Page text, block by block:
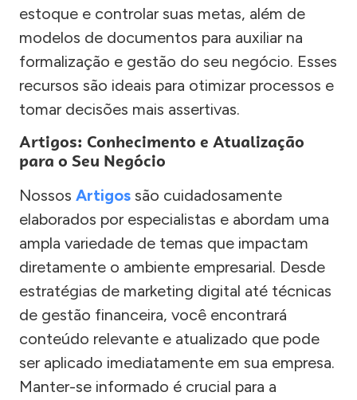
estoque e controlar suas metas, além de
modelos de documentos para auxiliar na
formalização e gestão do seu negócio. Esses
recursos são ideais para otimizar processos e
tomar decisões mais assertivas.
Artigos: Conhecimento e Atualização
para o Seu Negócio
Nossos Artigos são cuidadosamente
elaborados por especialistas e abordam uma
ampla variedade de temas que impactam
diretamente o ambiente empresarial. Desde
estratégias de marketing digital até técnicas
de gestão financeira, você encontrará
conteúdo relevante e atualizado que pode
ser aplicado imediatamente em sua empresa.
Manter-se informado é crucial para a